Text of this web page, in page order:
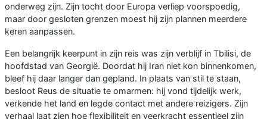
onderweg zijn. Zijn tocht door Europa verliep voorspoedig,
maar door gesloten grenzen moest hij zijn plannen meerdere
keren aanpassen.
Een belangrijk keerpunt in zijn reis was zijn verblijf in Tbilisi, de
hoofdstad van Georgië. Doordat hij Iran niet kon binnenkomen,
bleef hij daar langer dan gepland. In plaats van stil te staan,
besloot Reus de situatie te omarmen: hij vond tijdelijk werk,
verkende het land en legde contact met andere reizigers. Zijn
verhaal laat zien hoe flexibiliteit en veerkracht essentieel zijn